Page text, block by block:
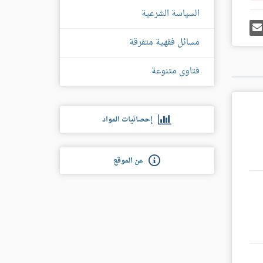
إرسل
إيميل
السياسة الشرعية
مسائل فقهية متفرقة
فتاوى متنوعة
إحصائيات المواد
عن الموقع